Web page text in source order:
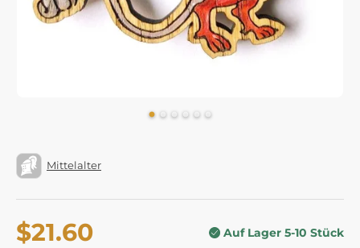
Mittelalter
$21.60 Auf Lager 5-10 Stück